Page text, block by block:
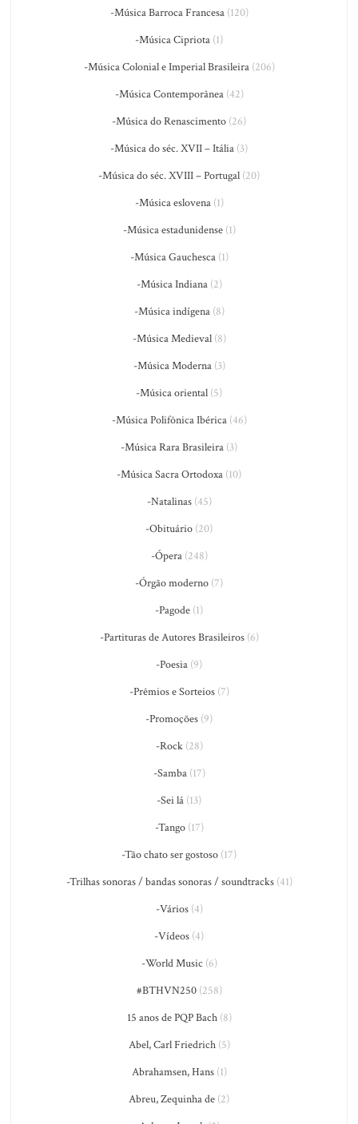
-Música Barroca Francesa(120)
-Música Cipriota (1)
-Música Colonial e Imperial Brasileira(206)
-Música Contemporânea(42)
-Música do Renascimento (26)
-Música do séc. XVII – Itália (3)
-Música do séc. XVIII – Portugal (20)
-Música eslovena(1)
-Música estadunidense(1)
-Música Gauchesca(1)
-Música Indiana(2)
-Música indígena(8)
-Música Medieval(8)
-Música Moderna(3)
-Música oriental (5)
-Música Polifônica Ibérica(46)
-Música Rara Brasileira (3)
-Música Sacra Ortodoxa (10)
-Natalinas(45)
-Obituário (20)
-Ópera(248)
-Órgão moderno (7)
-Pagode (1)
-Partituras de Autores Brasileiros(6)
-Poesia (9)
-Prêmios e Sorteios(7)
-Promoções (9)
-Rock(28)
-Samba(17)
-Sei lá (13)
-Tango(17)
-Tão chato ser gostoso (17)
-Trilhas sonoras / bandas sonoras / soundtracks(41)
-Vários(4)
-Vídeos (4)
-World Music (6)
#BTHVN250(258)
15 anos de PQP Bach(8)
Abel, Carl Friedrich(5)
Abrahamsen, Hans(1)
Abreu, Zequinha de (2)